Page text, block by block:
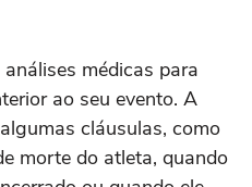
médicas para
ao seu evento. A
cláusulas, como
morte do atleta, quando